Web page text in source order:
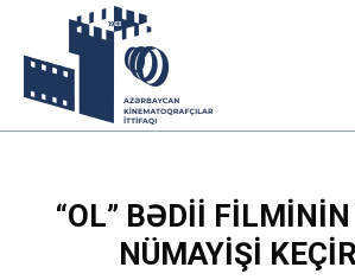
“OL” BƏDII
NÜMAYIŞI